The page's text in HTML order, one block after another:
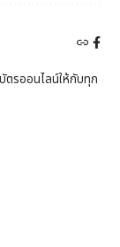
ตรออนไลน์ให้กับทุก